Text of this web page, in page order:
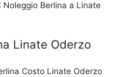
Noleggio Berlina a Linate
Linate Oderzo
Costo Linate Oderzo